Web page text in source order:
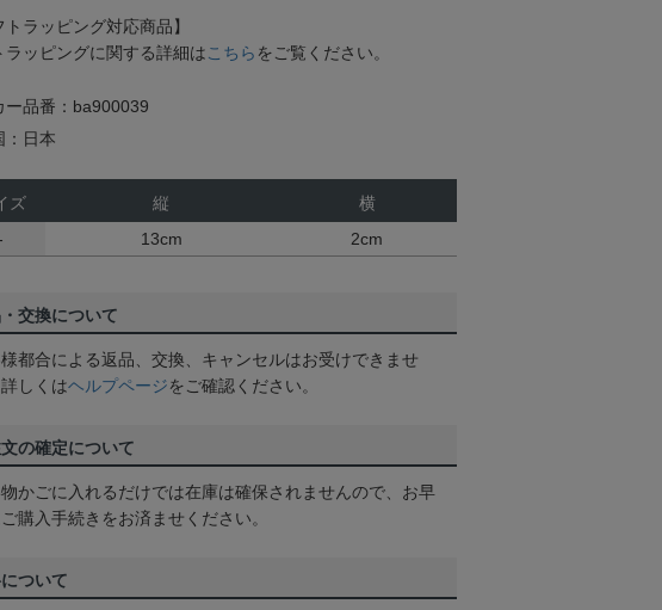
トラッピング対応商品】
ラッピングに関する詳細は こちら をご覧ください。
ー品番：ba900039
：日本
ズ 縦
横
13cm 2cm
交換について
都合による返品、交換、キャンセルはお受けできませ
しくはヘルプページをご確認ください。
の確定について
かごに入れるだけでは在庫は確保されませんので、お早
購入手続きをお済ませください。
ついて